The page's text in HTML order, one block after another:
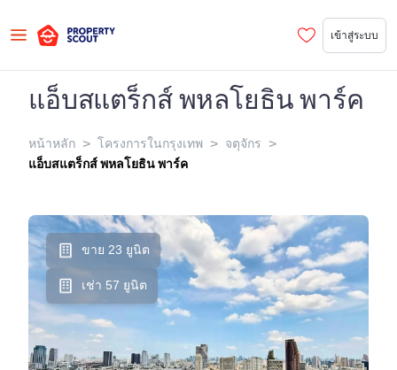
เข้าสู่ระบบ
แอ็บสแตร็กส์ พหลโยธิน พาร์ค
หน้าหลัก > โครงการในกรุงเทพ > จตุจักร >
แอ็บสแตร็กส์ พหลโยธิน พาร์ค
ขาย 23 ยูนิต
เช่า 57 ยูนิต